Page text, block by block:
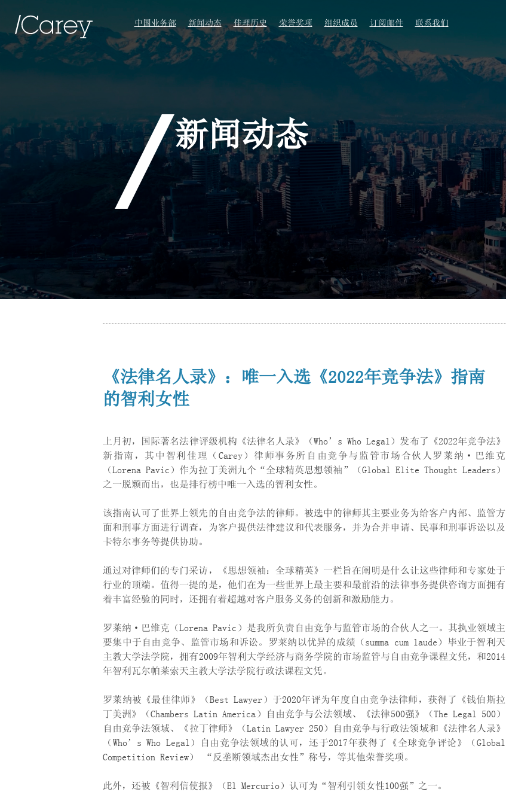
中国业务部 新闻动态 佳理历史 荣誉奖项 组织成员 订阅邮件 联系我们
新闻动态
《法律名人录》：唯一入选《2022年竞争法》指南
的智利女性
上月初，国际著名法律评级机构《法律名人录》（Who’s Who Legal）发布了《2022年竞争法》
新指南，其中智利佳理（Carey）律师事务所自由竞争与监管市场合伙人罗莱纳·巴维克
（Lorena Pavic）作为拉丁美洲九个“全球精英思想领袖”（Global Elite Thought Leaders）
之一脱颖而出，也是排行榜中唯一入选的智利女性。
该指南认可了世界上领先的自由竞争法的律师。被选中的律师其主要业务为给客户内部、监管方
面和刑事方面进行调查，为客户提供法律建议和代表服务，并为合并申请、民事和刑事诉讼以及
卡特尔事务等提供协助。
通过对律师们的专门采访，《思想领袖：全球精英》一栏旨在阐明是什么让这些律师和专家处于
行业的顶端。值得一提的是，他们在为一些世界上最主要和最前沿的法律事务提供咨询方面拥有
着丰富经验的同时，还拥有着超越对客户服务义务的创新和激励能力。
罗莱纳·巴维克（Lorena Pavic）是我所负责自由竞争与监管市场的合伙人之一。其执业领域主
要集中于自由竞争、监管市场和诉讼。罗莱纳以优异的成绩（summa cum laude）毕业于智利天
主教大学法学院，拥有2009年智利大学经济与商务学院的市场监管与自由竞争课程文凭，和2014
年智利瓦尔帕莱索天主教大学法学院行政法课程文凭。
罗莱纳被《最佳律师》（Best Lawyer）于2020年评为年度自由竞争法律师，获得了《钱伯斯拉
丁美洲》（Chambers Latin America）自由竞争与公法领域、《法律500强》（The Legal 500）
自由竞争法领域、《拉丁律师》（Latin Lawyer 250）自由竞争与行政法领域和《法律名人录》
（Who’s Who Legal）自由竞争法领域的认可，还于2017年获得了《全球竞争评论》（Global
Competition Review） “反垄断领域杰出女性”称号，等其他荣誉奖项。
此外，还被《智利信使报》（El Mercurio）认可为“智利引领女性100强”之一。